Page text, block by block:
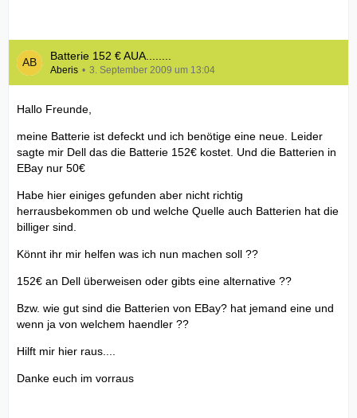
Batterie 152 € AUA........
Aberis 3. September 2009 um 13:04
Hallo Freunde,
meine Batterie ist defeckt und ich benötige eine neue. Leider
sagte mir Dell das die Batterie 152€ kostet. Und die Batterien in
EBay nur 50€
Habe hier einiges gefunden aber nicht richtig
herrausbekommen ob und welche Quelle auch Batterien hat die
billiger sind.
Könnt ihr mir helfen was ich nun machen soll ??
152€ an Dell überweisen oder gibts eine alternative ??
Bzw. wie gut sind die Batterien von EBay? hat jemand eine und
wenn ja von welchem haendler ??
Hilft mir hier raus....
Danke euch im vorraus